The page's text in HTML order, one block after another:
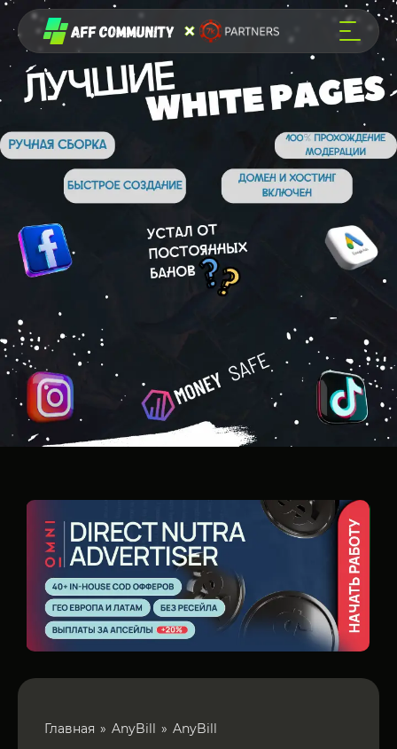
Главная AnyBill AnyBill